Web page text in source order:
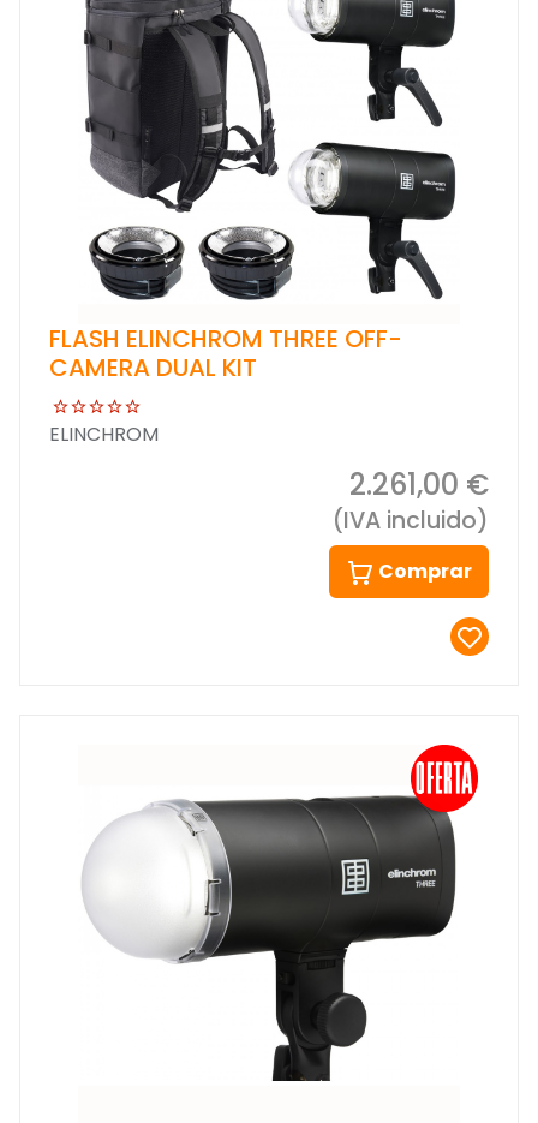
FLASH ELINCHROM THREE OFF-
CAMERA DUAL KIT
ELINCHROM
2.261,00 €
(IVA incluido)
Comprar